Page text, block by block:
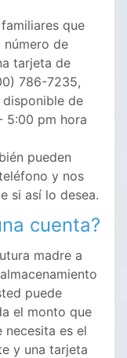
que
número de
tarjeta de
786-7235,
disponible de
5:00 pm hora
pueden
y nos
si así lo desea.
cuenta?
madre a
puede
el monto que
necesita es el
y una tarjeta